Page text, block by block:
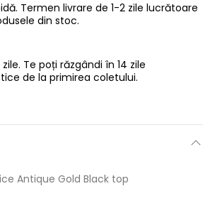
Termen livrare de 1-2 zile lucrătoare
din stoc.
Te poți răzgândi în 14 zile
de la primirea coletului.
Antique Gold Black top